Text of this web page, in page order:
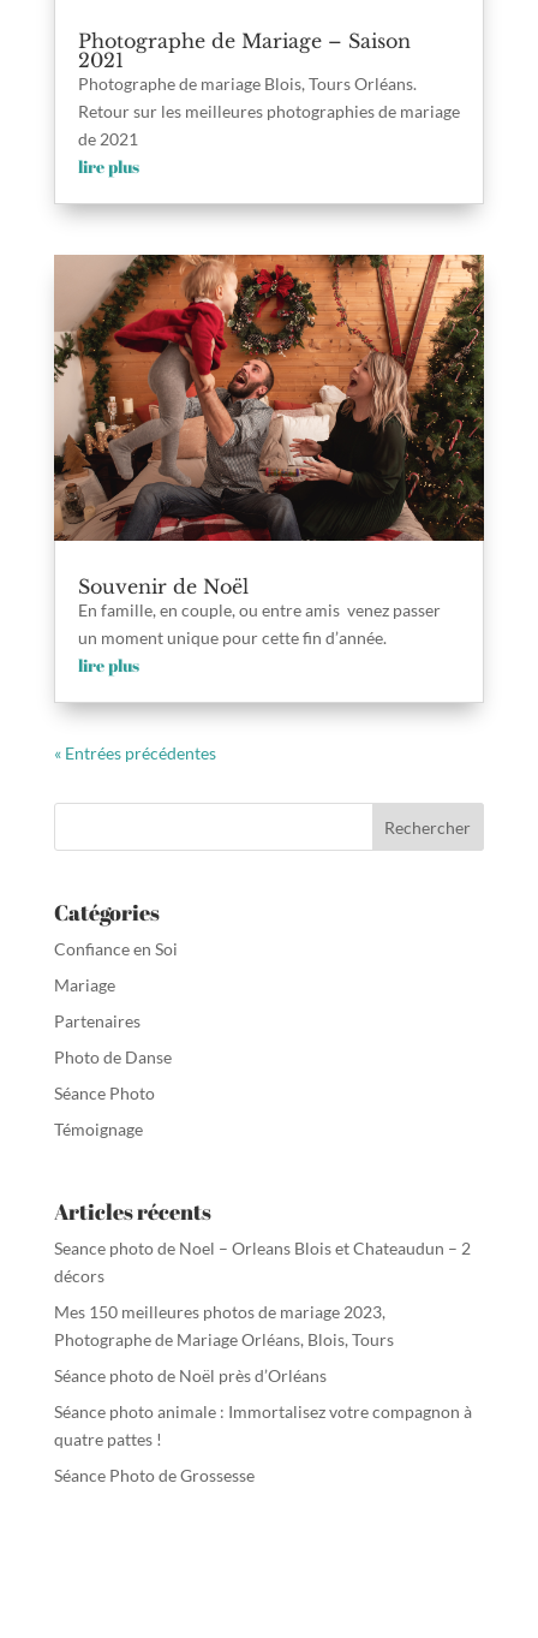
Photographe de Mariage – Saison
2021
Photographe de mariage Blois, Tours Orléans.
Retour sur les meilleures photographies de mariage
de 2021
lire plus
Souvenir de Noël
En famille, en couple, ou entre amis venez passer
un moment unique pour cette fin d’année.
lire plus
« Entrées précédentes
Catégories
Confiance en Soi
Mariage
Partenaires
Photo de Danse
Séance Photo
Témoignage
Articles récents
Seance photo de Noel – Orleans Blois et Chateaudun – 2
décors
Mes 150 meilleures photos de mariage 2023,
Photographe de Mariage Orléans, Blois, Tours
Séance photo de Noël près d’Orléans
Séance photo animale : Immortalisez votre compagnon à
quatre pattes !
Séance Photo de Grossesse